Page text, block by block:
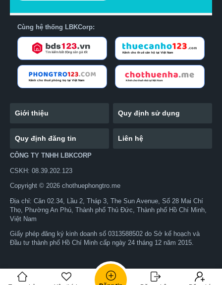
0399823428 Zalo Nhắn tin
Cùng hệ thống LBKCorp:
Giới thiệu Quy định sử dụng
Quy định đăng tin Liên hệ
CÔNG TY TNHH LBKCORP
CSKH: 08.39.202.123
Copyright © 2026 chothuephongtro.me
Địa chỉ: Căn 02.34, Lầu 2, Tháp 3, The Sun Avenue, Số 28 Mai Chí
Thọ, Phường An Phú, Thành phố Thủ Đức, Thành phố Hồ Chí Minh,
Việt Nam
Giấy phép đăng ký kinh doanh số 0313588502 do Sở kế hoạch và
Đầu tư thành phố Hồ Chí Minh cấp ngày 24 tháng 12 năm 2015.